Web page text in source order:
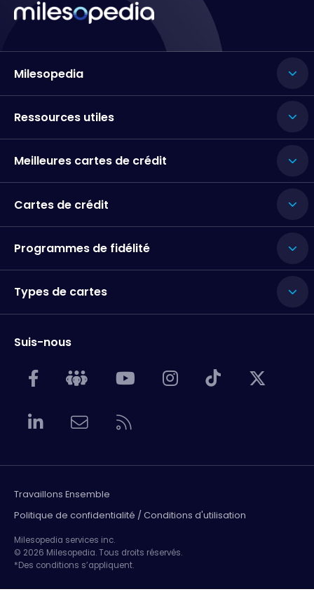
Milesopedia
Ressources utiles
Meilleures cartes de crédit
Cartes de crédit
Programmes de fidélité
Types de cartes
Suis-nous
Travaillons Ensemble
Politique de confidentialité / Conditions d'utilisation
Milesopedia services inc.
© 2026 Milesopedia. Tous droits réservés.
*Des conditions s’appliquent.